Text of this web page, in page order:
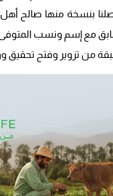
مع إسم ونسب المتوفى
من تزوير وفتح تحقيق